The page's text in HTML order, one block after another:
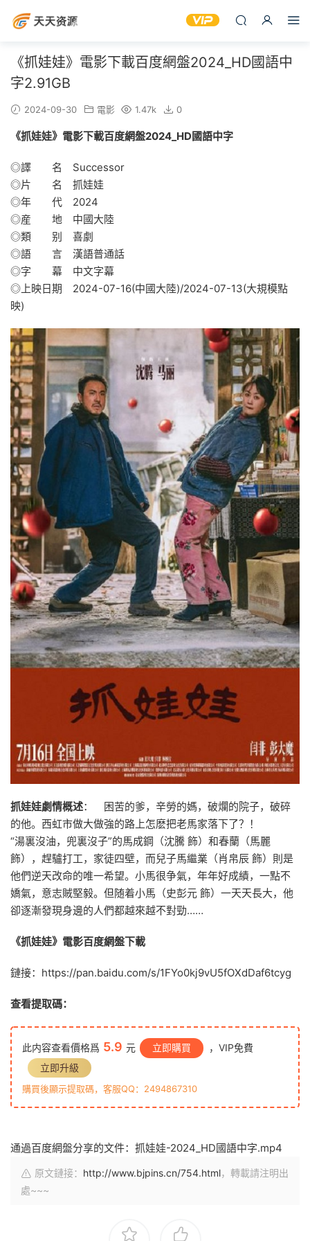
《抓娃娃》電影下載百度網盤2024_HD國語中
字2.91GB
2024-09-30 電影 1.47k 0
《抓娃娃》電影下載百度網盤2024_HD國語中字
◎譯 名 Successor
◎片 名 抓娃娃
◎年 代 2024
◎産 地 中國大陸
◎類 别 喜劇
◎語 言 漢語普通話
◎字 幕 中文字幕
◎上映日期 2024-07-16(中國大陸)/2024-07-13(大規模點
映)
抓娃娃劇情概述： 困苦的爹，辛勞的媽，破爛的院子，破碎
的他。西虹市做大做強的路上怎麽把老馬家落下了？！
“湯裏沒油，兜裏沒子”的馬成鋼（沈騰 飾）和春蘭（馬麗
飾），趕驢打工，家徒四壁，而兒子馬繼業（肖帛辰 飾）則是
他們逆天改命的唯一希望。小馬很争氣，年年好成績，一點不
嬌氣，意志賊堅毅。但随着小馬（史彭元 飾）一天天長大，他
卻逐漸發現身邊的人們都越來越不對勁……
《抓娃娃》電影百度網盤下載
鏈接：https://pan.baidu.com/s/1FYo0kj9vU5fOXdDaf6tcyg
查看提取碼：
此内容查看價格爲 5.9 元 立即購買
，VIP免費
立即升級
購買後顯示提取碼，客服QQ：2494867310
通過百度網盤分享的文件：抓娃娃-2024_HD國語中字.mp4
原文鏈接： http://www.bjpins.cn/754.html，轉載請注明出
處~~~